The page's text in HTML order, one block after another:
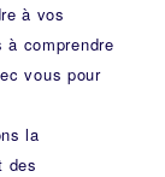
à vos
à comprendre
vous pour
la
des